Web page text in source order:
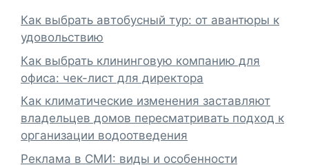
Как выбрать автобусный тур: от авантюры к
удовольствию
Как выбрать клининговую компанию для
офиса: чек-лист для директора
Как климатические изменения заставляют
владельцев домов пересматривать подход к
организации водоотведения
Реклама в СМИ: виды и особенности